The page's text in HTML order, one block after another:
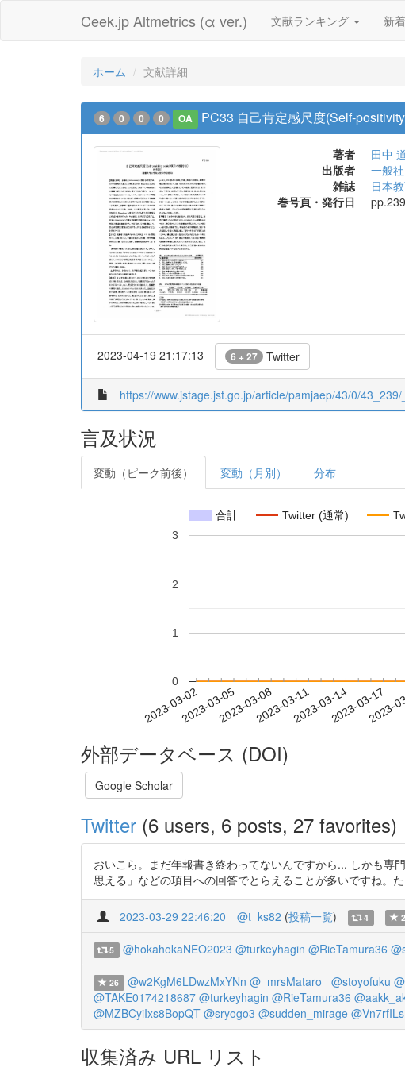
Ceek.jp Altmetrics (α ver.) 文献ランキング 新
ホーム 文献詳細
6 0 0 0 OA PC33 自己肯定感尺度(Self-
著者
田中
出版者
一般
雑誌
日本
巻号頁・発行日
2023-04-19 21:17:13 6 + 27 Twitter
https://www.jstage.jst.go.jp/article/pamjaep/43/0/
言及状況
変動（ピーク前後） 変動（月別） 分布
合計 Twitter (通常)
2023-03-022023-03-052023-03-082023-03-112023-03-142023-03-17
2023-
0
1
2
3
外部データベース (DOI)
Google Scholar
Twitter (6 users, 6 posts, 27 favorites)
おいこら。まだ年報書き終わってないんですから... しかも
思える」などの項目への回答でとらえることが多いですね。
2023-03-29 22:46:20 @t_ks82 (投稿一覧) 4
5 @hokahokaNEO2023 @turkeyhagin @RieTamura36
26 @w2KgM6LDwzMxYNn @_mrsMataro_ @stoyofuku
@TAKE0174218687 @turkeyhagin @RieTamura36
@MZBCyiIxs8BopQT @sryogo3 @sudden_mirage
収集済み URL リスト